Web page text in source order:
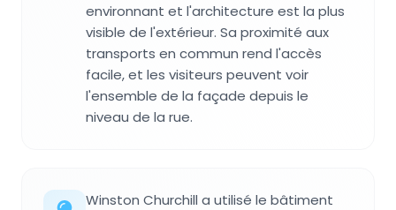
environnant et l'architecture est la plus
visible de l'extérieur. Sa proximité aux
transports en commun rend l'accès
facile, et les visiteurs peuvent voir
l'ensemble de la façade depuis le
niveau de la rue.
Winston Churchill a utilisé le bâtiment